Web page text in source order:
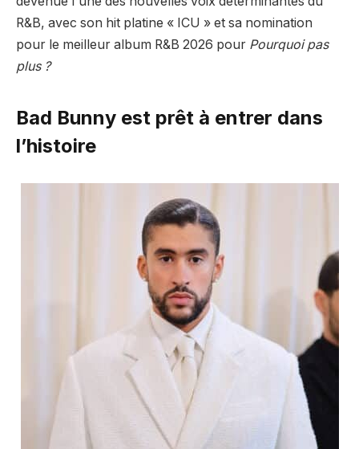
R&B, avec son hit platine « ICU » et sa nomination
pour le meilleur album R&B 2026 pour Pourquoi pas
plus ?
Bad Bunny est prêt à entrer dans
l’histoire